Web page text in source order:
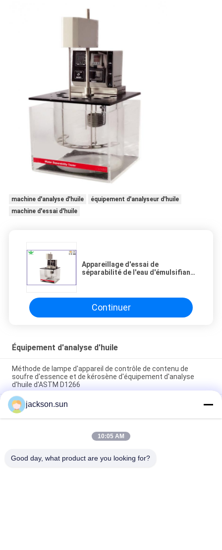
machine d'analyse d'huile
équipement d'analyseur d'huile
machine d'essai d'huile
Appareillage d'essai de
séparabilité de l'eau d'émulsifiant
Continuer
Équipement d'analyse d'huile
Méthode de lampe d'appareil de contrôle de contenu de
soufre d'essence et de kérosène d'équipement d'analyse
d'huile d'ASTM D1266
Équipement d'analyse d'huile d'ASTM D1881 pour des
tendances écumantes de liquides réfrigérants de moteur en
verrerie
Affichage numérique manuel de l'instrument de mesure de
jackson.sun
10:05 AM
Good day, what product are you looking for?